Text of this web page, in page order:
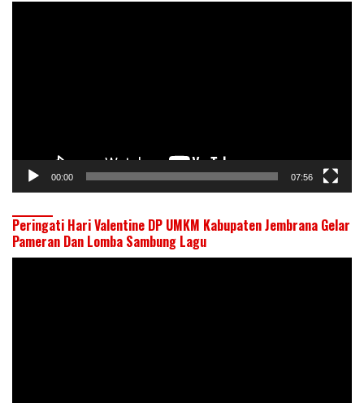
00:00 07:56
Peringati Hari Valentine DP UMKM Kabupaten Jembrana Gelar
Pameran Dan Lomba Sambung Lagu